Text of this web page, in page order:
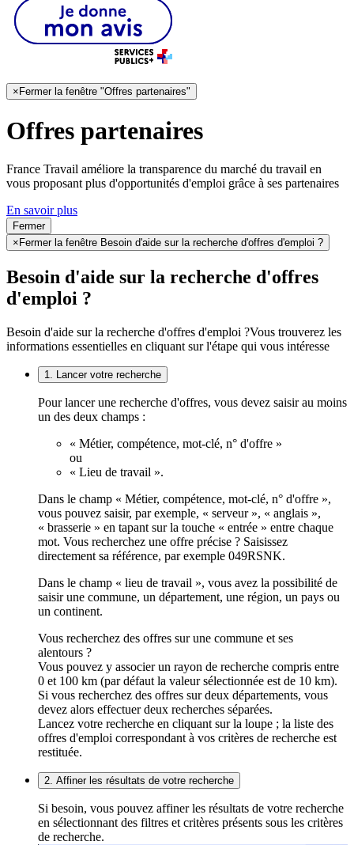
×Fermer la fenêtre "Offres partenaires"
Offres partenaires
France Travail améliore la transparence du marché du travail en
vous proposant plus d'opportunités d'emploi grâce à ses partenaires
En savoir plus
Fermer
× Fermer la fenêtre Besoin d'aide sur la recherche d'offres d'emploi ?
Besoin d'aide sur la recherche d'offres
d'emploi ?
Besoin d'aide sur la recherche d'offres d'emploi ?Vous trouverez les
informations essentielles en cliquant sur l'étape qui vous intéresse
1. Lancer votre recherche
Pour lancer une recherche d'offres, vous devez saisir au moins
un des deux champs :
« Métier, compétence, mot-clé, n° d'offre »
ou
« Lieu de travail ».
Dans le champ « Métier, compétence, mot-clé, n° d'offre »,
vous pouvez saisir, par exemple, « serveur », « anglais »,
« brasserie » en tapant sur la touche « entrée » entre chaque
mot. Vous recherchez une offre précise ? Saisissez
directement sa référence, par exemple 049RSNK.
Dans le champ « lieu de travail », vous avez la possibilité de
saisir une commune, un département, une région, un pays ou
un continent.
Vous recherchez des offres sur une commune et ses
alentours ?
Vous pouvez y associer un rayon de recherche compris entre
0 et 100 km (par défaut la valeur sélectionnée est de 10 km).
Si vous recherchez des offres sur deux départements, vous
devez alors effectuer deux recherches séparées.
Lancez votre recherche en cliquant sur la loupe ; la liste des
offres d'emploi correspondant à vos critères de recherche est
restituée.
2. Affiner les résultats de votre recherche
Si besoin, vous pouvez affiner les résultats de votre recherche
en sélectionnant des filtres et critères présents sous les critères
de recherche.